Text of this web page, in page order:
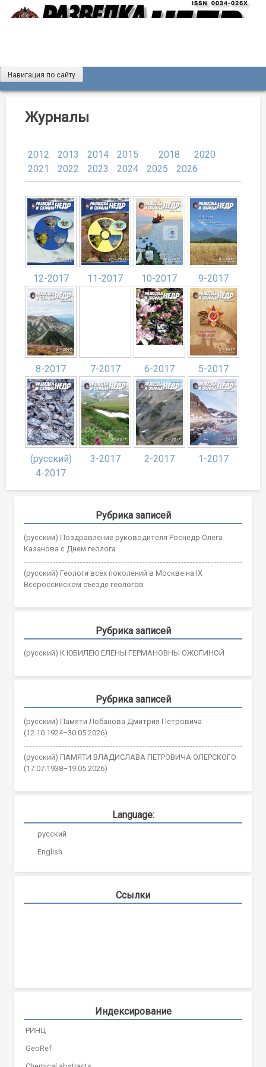
Журнал «Разведка и охрана недр»
Мы рады вас приветствовать на сайте журнала «Разведка
и охрана недр»
Навигация по сайту
Журналы
2012 2013 2014 2015 2018
2020
2021
2022 2023 2024 2025 2026
12-2017 11-2017 10-2017 9-2017
8-2017 7-2017 6-2017 5-2017
(русский)
4-2017
3-2017 2-2017 1-2017
Рубрика записей
(русский) Поздравление руководителя Роснедр Олега
Казанова с Днем геолога
(русский) Геологи всех поколений в Москве на IX
Всероссийском съезде геологов
Рубрика записей
(русский) К ЮБИЛЕЮ ЕЛЕНЫ ГЕРМАНОВНЫ ОЖОГИНОЙ
Рубрика записей
(русский) Памяти Лобанова Дмитрия Петровича
(12.10.1924–30.05.2026)
(русский) ПАМЯТИ ВЛАДИСЛАВА ПЕТРОВИЧА ОЛЕРСКОГО
(17.07.1938–19.05.2026)
Language:
русский
English
Ссылки
Индексирование
РИНЦ
GeoRef